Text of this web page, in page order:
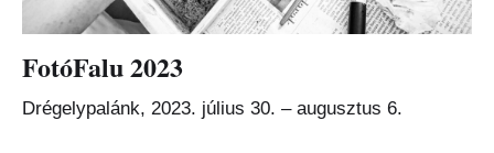
FotóFalu 2023
Drégelypalánk, 2023. július 30. – augusztus 6.